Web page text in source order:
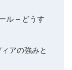
ル – どうす
アの強みと